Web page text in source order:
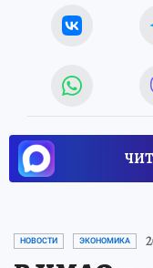
НОВОСТИ ЭКОНОМИКА